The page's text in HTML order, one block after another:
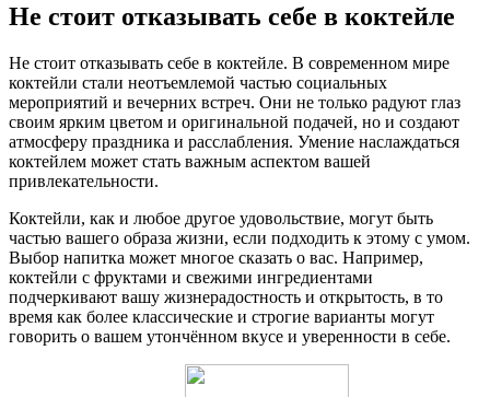
Не стоит отказывать себе в коктейле
Не стоит отказывать себе в коктейле. В современном мире
коктейли стали неотъемлемой частью социальных
мероприятий и вечерних встреч. Они не только радуют глаз
своим ярким цветом и оригинальной подачей, но и создают
атмосферу праздника и расслабления. Умение наслаждаться
коктейлем может стать важным аспектом вашей
привлекательности.
Коктейли, как и любое другое удовольствие, могут быть
частью вашего образа жизни, если подходить к этому с умом.
Выбор напитка может многое сказать о вас. Например,
коктейли с фруктами и свежими ингредиентами
подчеркивают вашу жизнерадостность и открытость, в то
время как более классические и строгие варианты могут
говорить о вашем утончённом вкусе и уверенности в себе.